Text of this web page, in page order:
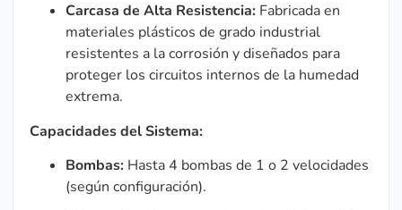
Carcasa de Alta Resistencia: Fabricada en
materiales plásticos de grado industrial
resistentes a la corrosión y diseñados para
proteger los circuitos internos de la humedad
extrema.
Capacidades del Sistema:
Bombas: Hasta 4 bombas de 1 o 2 velocidades
(según configuración).